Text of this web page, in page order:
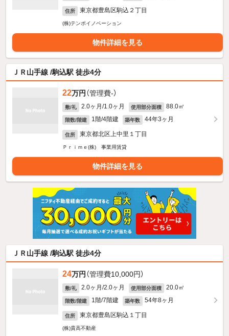
住所 東京都豊島区駒込２丁目
(株)テンポイノベーション
物件詳細を見る
ＪＲ山手線 /駒込駅 徒歩4分
22万円 （管理費-）
敷/礼 2.0ヶ月/1.0ヶ月 使用部分面積 88.0㎡
階数/階建 1階/4階建 築年数 44年3ヶ月
住所 東京都北区上中里１丁目
Ｐｒｉｍｅ(株) 事業用賃貸
物件詳細を見る
ＪＲ山手線 /駒込駅 徒歩4分
24万円 （管理費10,000円）
敷/礼 2.0ヶ月/2.0ヶ月 使用部分面積 20.0㎡
階数/階建 1階/7階建 築年数 54年8ヶ月
住所 東京都豊島区駒込１丁目
(株)貴高不動産